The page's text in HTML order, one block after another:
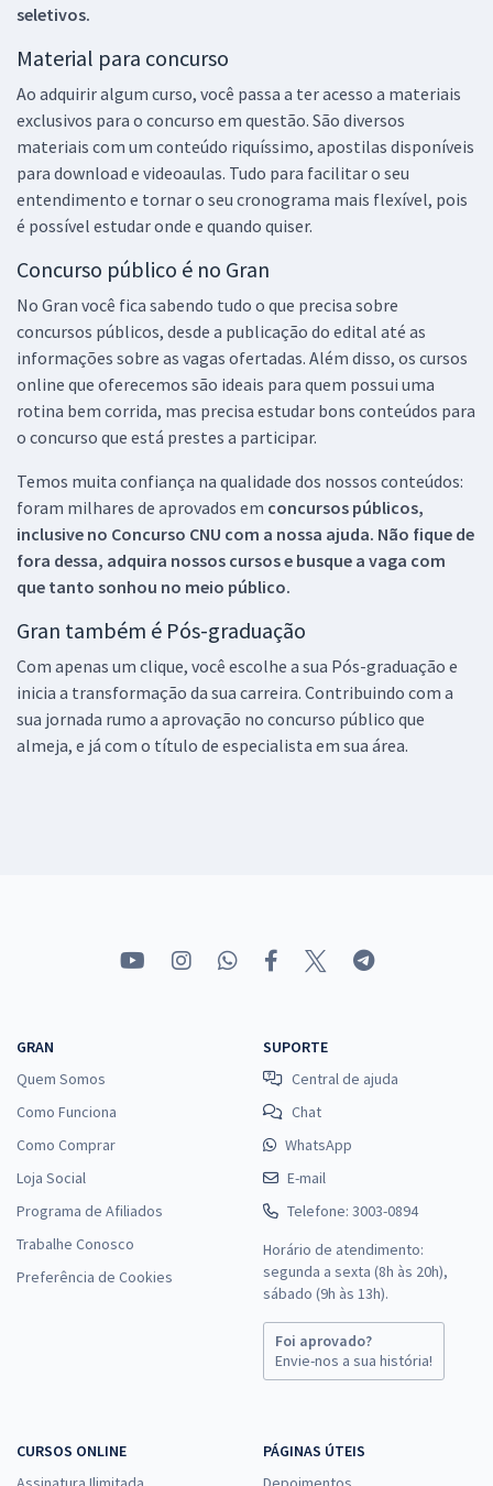
seletivos.
Material para concurso
Ao adquirir algum curso, você passa a ter acesso a materiais
exclusivos para o concurso em questão. São diversos
materiais com um conteúdo riquíssimo, apostilas disponíveis
para download e videoaulas. Tudo para facilitar o seu
entendimento e tornar o seu cronograma mais flexível, pois
é possível estudar onde e quando quiser.
Concurso público é no Gran
No Gran você fica sabendo tudo o que precisa sobre
concursos públicos, desde a publicação do edital até as
informações sobre as vagas ofertadas. Além disso, os cursos
online que oferecemos são ideais para quem possui uma
rotina bem corrida, mas precisa estudar bons conteúdos para
o concurso que está prestes a participar.
Temos muita confiança na qualidade dos nossos conteúdos:
foram milhares de aprovados em concursos públicos,
inclusive no Concurso CNU com a nossa ajuda. Não fique de
fora dessa, adquira nossos cursos e busque a vaga com
que tanto sonhou no meio público.
Gran também é Pós-graduação
Com apenas um clique, você escolhe a sua Pós-graduação e
inicia a transformação da sua carreira. Contribuindo com a
sua jornada rumo a aprovação no concurso público que
almeja, e já com o título de especialista em sua área.
GRAN
Quem Somos
Como Funciona
Como Comprar
Loja Social
Programa de Afiliados
Trabalhe Conosco
Preferência de Cookies
SUPORTE
Central de ajuda
Chat
WhatsApp
E-mail
Telefone: 3003-0894
Horário de atendimento:
segunda a sexta (8h às 20h),
sábado (9h às 13h).
Foi aprovado?
Envie-nos a sua história!
CURSOS ONLINE
PÁGINAS ÚTEIS